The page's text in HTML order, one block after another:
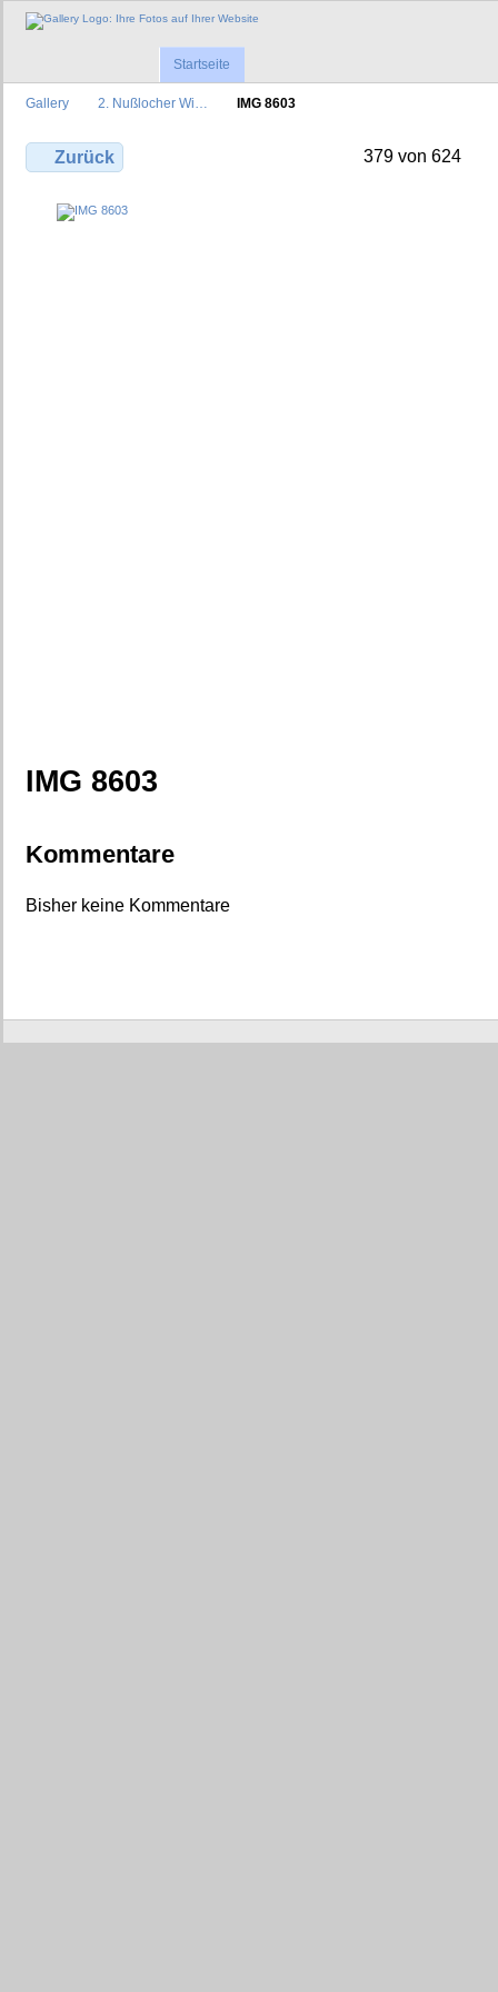
Startseite
Gallery 2. Nußlocher Wi… IMG 8603
Zurück 379 von 624
IMG 8603
Kommentare
Bisher keine Kommentare